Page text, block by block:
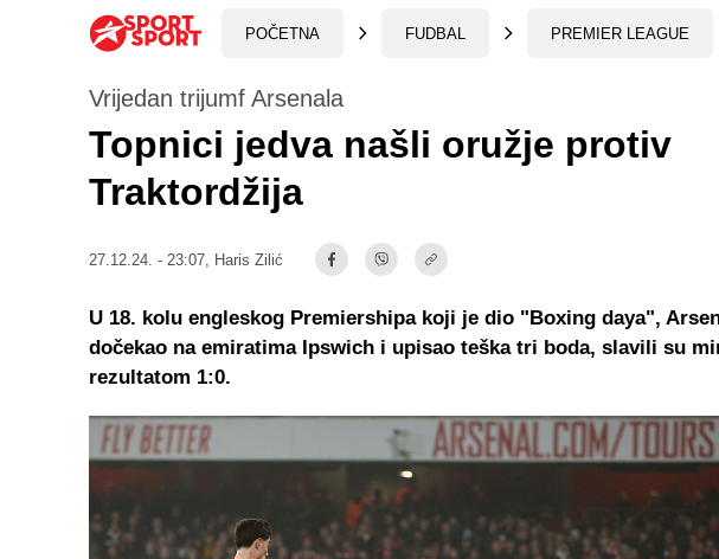
POČETNA FUDBAL PREMIER LEAGUE
Vrijedan trijumf Arsenala
Topnici jedva našli oružje protiv
Traktordžija
27.12.24. - 23:07, Haris Zilić
U 18. kolu engleskog Premiershipa koji je dio "Boxing daya",
dočekao na emiratima Ipswich i upisao teška tri boda, slavili su
rezultatom 1:0.